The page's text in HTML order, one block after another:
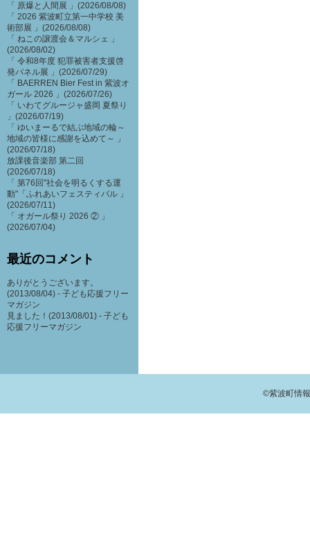
「 原爆と人間展 」(2026/08/08)
「 2026 紫波町立第一中学校 美
術部展 」(2026/08/08)
「 ねこの譲渡会＆マルシェ 」
(2026/08/02)
「 令和8年度 犯罪被害者支援啓
発パネル展 」(2026/07/29)
「 BAERREN Bier Fest in 紫波オ
ガール 2026 」(2026/07/26)
「 いわてグルージャ盛岡 夏祭り
」(2026/07/19)
「 ゆいまーるで結ぶ地域の輪～
地域の皆様に感謝を込めて～ 」
(2026/07/18)
放課後音楽部 第二回
(2026/07/18)
「 第76回"社会を明るくする運
動"「ふれあいフェスティバル 」
(2026/07/11)
「 オガール祭り 2026 ② 」
(2026/07/04)
最近のコメント
ありがとうございます。
(2013/08/04) - 子ども応援フリー
マガジン
見ました！(2013/08/01) - 子ども
応援フリーマガジン
©紫波町情